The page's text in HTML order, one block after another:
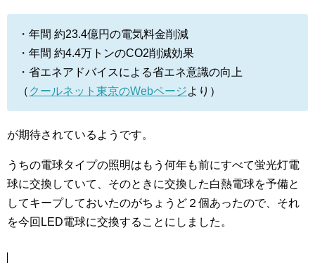
・年間 約23.4億円の電気料金削減
・年間 約4.4万トンのCO2削減効果
・省エネアドバイスによる省エネ意識の向上
（ クールネット東京のWebページより）
が期待されているようです。
うちの電球タイプの照明はもう何年も前にすべて蛍光灯電
球に交換していて、そのときに交換した白熱電球を予備と
してキープしておいたのがちょうど２個あったので、それ
を今回LED電球に交換することにしました。